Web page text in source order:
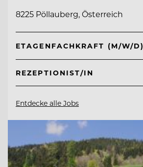
8225 Pöllauberg, Österreich
ETAGENFACHKRAFT (M/W/D)
REZEPTIONIST/IN
Entdecke alle Jobs